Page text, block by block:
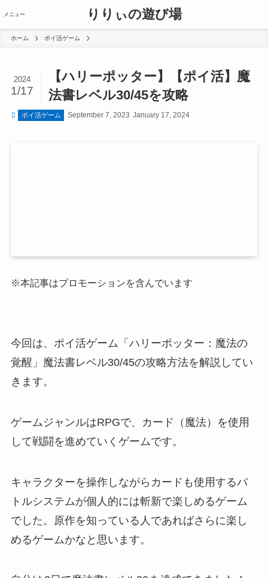
りりぃの遊び場
メニュー
ホーム ポイ活ゲーム
【ハリーポッター】【ポイ活】魔
法書レベル30/45を攻略
2024
1/17
ポイ活ゲーム September 7, 2023 January 17, 2024
※本記事はプロモーションを含んでいます
今回は、ポイ活ゲーム「ハリーポッター：魔法の
覚醒」魔法書レベル30/45の攻略方法を解説してい
きます。
ゲームジャンルはRPGで、カード（魔法）を使用
して戦闘を進めていくゲームです。
キャラクターを操作しながらカードも使用するバ
トルシステムが個人的には斬新で楽しめるゲーム
でした。原作を知っている人であればさらに楽し
めるゲームかなと思います。